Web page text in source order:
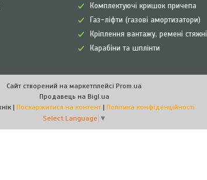
Комплектуючі кришок причепа
Газ-ліфти (газові амортизатори)
Кріплення вантажу, ремені стяжні
Карабіни та шплінти
Сайт створений на маркетплейсі Prom.ua
Продавець на Bigl.ua
ХП Трейлер Технік | Поскаржитися на контент | Політика конфіденційності
Select Language ▼